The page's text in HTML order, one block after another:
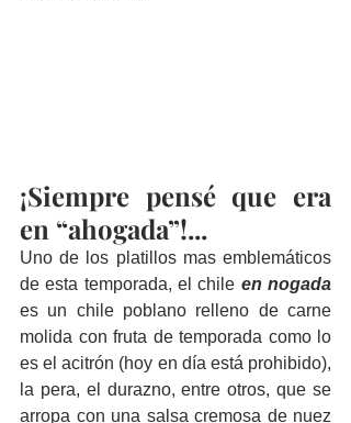
¡Siempre pensé que era
en “ahogada”!...
Uno de los platillos mas emblemáticos
de esta temporada, el chile en nogada
es un chile poblano relleno de carne
molida con fruta de temporada como lo
es el acitrón (hoy en día está prohibido),
la pera, el durazno, entre otros, que se
arropa con una salsa cremosa de nuez